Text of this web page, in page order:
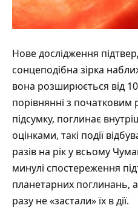
Нове дослідження
сонцеподібна зірка
вона розширюється від
порівнянні з початковим
підсумку, поглинає
оцінками, такі події
разів на рік у всьому
минулі спостереження
планетарних поглинань,
разу не «застали» їх в дії.